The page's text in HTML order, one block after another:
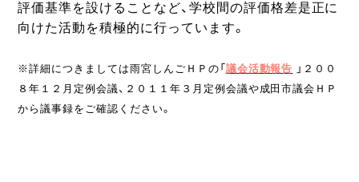
評価基準を設けることなど、学校間の評価格差是正に
向けた活動を積極的に行っています。
※詳細につきましては雨宮しんごＨＰの「 議会活動報告 」２００
８年１２月定例会議、２０１１年３月定例会議や成田市議会ＨＰ
から議事録をご確認ください。